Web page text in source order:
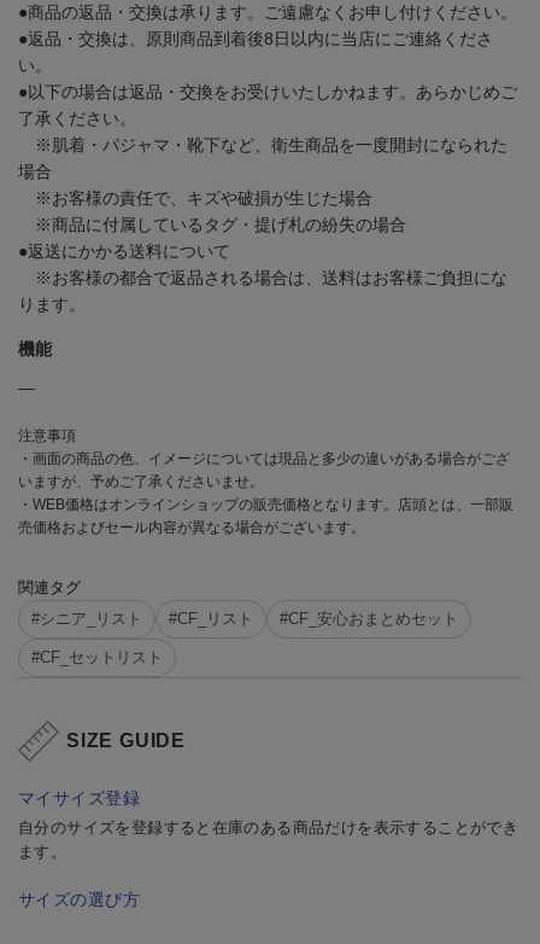
●商品の返品・交換は承ります。ご遠慮なくお申し付けください。
●返品・交換は、原則商品到着後8日以内に当店にご連絡くださ
い。
●以下の場合は返品・交換をお受けいたしかねます。あらかじめご
了承ください。
※肌着・パジャマ・靴下など、衛生商品を一度開封になられた
場合
※お客様の責任で、キズや破損が生じた場合
※商品に付属しているタグ・提げ札の紛失の場合
●返送にかかる送料について
※お客様の都合で返品される場合は、送料はお客様ご負担にな
ります。
機能
―
注意事項
・画面の商品の色、イメージについては現品と多少の違いがある場合がござ
いますが、予めご了承くださいませ。
・WEB価格はオンラインショップの販売価格となります。店頭とは、一部販
売価格およびセール内容が異なる場合がございます。
関連タグ
#シニア_リスト
#CF_リスト #CF_安心おまとめセット
#CF_セットリスト
SIZE GUIDE
マイサイズ登録
自分のサイズを登録すると在庫のある商品だけを表示することができ
ます。
サイズの選び方